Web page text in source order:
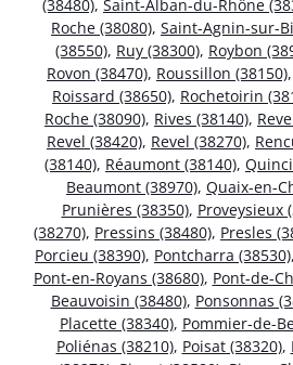
(38480), Saint-Alban-du-Rhône
Roche (38080), Saint-Agnin-sur-
(38550), Ruy (38300), Roybon
Rovon (38470), Roussillon (38150),
Roissard (38650), Rochetoirin
Roche (38090), Rives (38140),
Revel (38420), Revel (38270),
(38140), Réaumont (38140),
Beaumont (38970), Quaix-en-
Prunières (38350), Proveysieux
(38270), Pressins (38480), Presles
Porcieu (38390), Pontcharra (38530),
Pont-en-Royans (38680), Pont-de-
Beauvoisin (38480), Ponsonnas
Placette (38340), Pommier-de-
Poliénas (38210), Poisat (38320),